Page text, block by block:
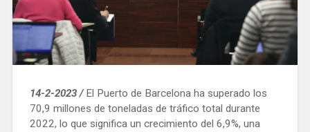
14-2-2023 / El Puerto de Barcelona ha superado los
70,9 millones de toneladas de tráfico total durante
2022, lo que significa un crecimiento del 6,9%, una